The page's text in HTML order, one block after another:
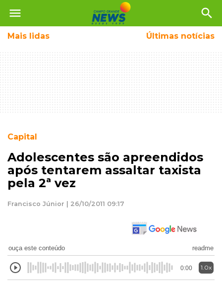
menu search
Mais lidas Últimas notícias
Capital
Adolescentes são apreendidos
após tentarem assaltar taxista
pela 2ª vez
Francisco Júnior | 26/10/2011 09:17
ouça este conteúdo readme
0:00 1.0x